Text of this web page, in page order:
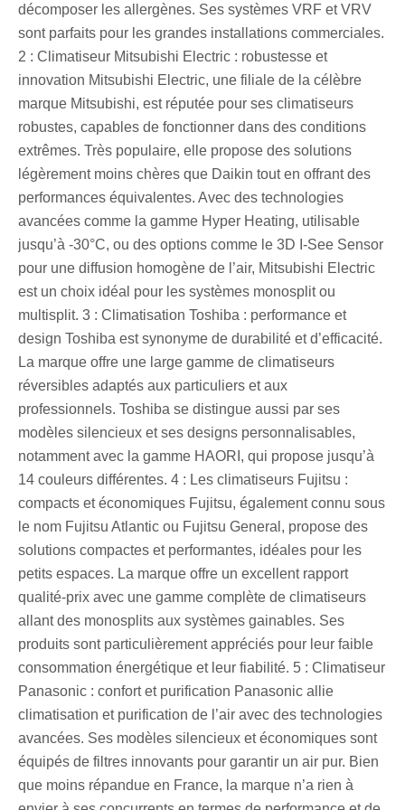
décomposer les allergènes. Ses systèmes VRF et VRV
sont parfaits pour les grandes installations commerciales.
2 : Climatiseur Mitsubishi Electric : robustesse et
innovation Mitsubishi Electric, une filiale de la célèbre
marque Mitsubishi, est réputée pour ses climatiseurs
robustes, capables de fonctionner dans des conditions
extrêmes. Très populaire, elle propose des solutions
légèrement moins chères que Daikin tout en offrant des
performances équivalentes. Avec des technologies
avancées comme la gamme Hyper Heating, utilisable
jusqu’à -30°C, ou des options comme le 3D I-See Sensor
pour une diffusion homogène de l’air, Mitsubishi Electric
est un choix idéal pour les systèmes monosplit ou
multisplit. 3 : Climatisation Toshiba : performance et
design Toshiba est synonyme de durabilité et d’efficacité.
La marque offre une large gamme de climatiseurs
réversibles adaptés aux particuliers et aux
professionnels. Toshiba se distingue aussi par ses
modèles silencieux et ses designs personnalisables,
notamment avec la gamme HAORI, qui propose jusqu’à
14 couleurs différentes. 4 : Les climatiseurs Fujitsu :
compacts et économiques Fujitsu, également connu sous
le nom Fujitsu Atlantic ou Fujitsu General, propose des
solutions compactes et performantes, idéales pour les
petits espaces. La marque offre un excellent rapport
qualité-prix avec une gamme complète de climatiseurs
allant des monosplits aux systèmes gainables. Ses
produits sont particulièrement appréciés pour leur faible
consommation énergétique et leur fiabilité. 5 : Climatiseur
Panasonic : confort et purification Panasonic allie
climatisation et purification de l’air avec des technologies
avancées. Ses modèles silencieux et économiques sont
équipés de filtres innovants pour garantir un air pur. Bien
que moins répandue en France, la marque n’a rien à